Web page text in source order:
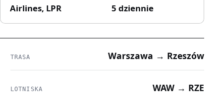
Airlines, LPR
5 dziennie
TRASA Warszawa → Rzeszów
LOTNISKA WAW → RZE